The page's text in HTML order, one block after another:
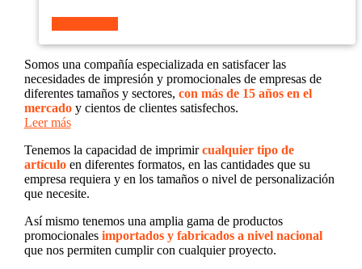
Somos una compañía especializada en satisfacer las
necesidades de impresión y promocionales de empresas de
diferentes tamaños y sectores, con más de 15 años en el
mercadoy cientos de clientes satisfechos.
Leer más
Tenemos la capacidad de imprimircualquier tipo de
artículoen diferentes formatos, en las cantidades que su
empresa requiera y en los tamaños o nivel de personalización
que necesite.
Así mismo tenemos una amplia gama de productos
promocionales importados y fabricados a nivel nacional
que nos permiten cumplir con cualquier proyecto.